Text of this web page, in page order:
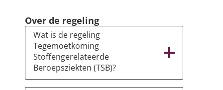
Over de regeling
Wat is de regeling
Tegemoetkoming
Stoffengerelateerde
Beroepsziekten (TSB)?